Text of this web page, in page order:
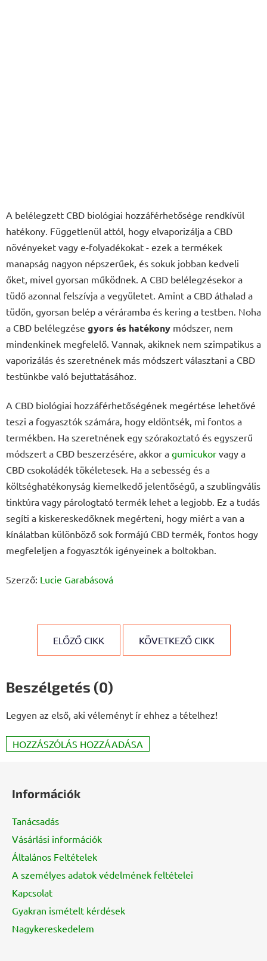
A belélegzett CBD biológiai hozzáférhetősége rendkívül
hatékony. Függetlenül attól, hogy elvaporizálja a CBD
növényeket vagy e-folyadékokat - ezek a termékek
manapság nagyon népszerűek, és sokuk jobban kedveli
őket, mivel gyorsan működnek. A CBD belélegzésekor a
tüdő azonnal felszívja a vegyületet. Amint a CBD áthalad a
tüdőn, gyorsan belép a véráramba és kering a testben. Noha
a CBD belélegzése gyors és hatékony módszer, nem
mindenkinek megfelelő. Vannak, akiknek nem szimpatikus a
vaporizálás és szeretnének más módszert választani a CBD
testünkbe való bejuttatásához.
A CBD biológiai hozzáférhetőségének megértése lehetővé
teszi a fogyasztók számára, hogy eldöntsék, mi fontos a
termékben. Ha szeretnének egy szórakoztató és egyszerű
módszert a CBD beszerzésére, akkor a gumicukor vagy a
CBD csokoládék tökéletesek. Ha a sebesség és a
költséghatékonyság kiemelkedő jelentőségű, a szublingvális
tinktúra vagy párologtató termék lehet a legjobb. Ez a tudás
segíti a kiskereskedőknek megérteni, hogy miért a van a
kínálatban különböző sok formájú CBD termék, fontos hogy
megfeleljen a fogyasztók igényeinek a boltokban.
Szerző: Lucie Garabásová
ELŐZŐ CIKK KÖVETKEZŐ CIKK
Beszélgetés (0)
Legyen az első, aki véleményt ír ehhez a tételhez!
HOZZÁSZÓLÁS HOZZÁADÁSA
Információk
Tanácsadás
Vásárlási információk
Általános Feltételek
A személyes adatok védelmének feltételei
Kapcsolat
Gyakran ismételt kérdések
Nagykereskedelem